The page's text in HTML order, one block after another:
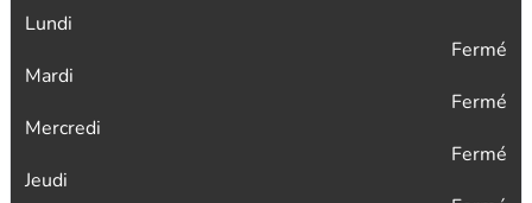
Lundi
Fermé
Mardi
Fermé
Mercredi
Fermé
Jeudi